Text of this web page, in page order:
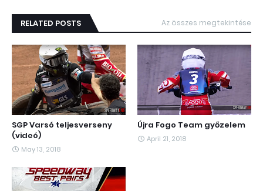
RELATED POSTS Az összes megtekintése
SGP Varsó teljesverseny
(videó)
May 13, 2018
Újra Fogo Team győzelem
April 21, 2018